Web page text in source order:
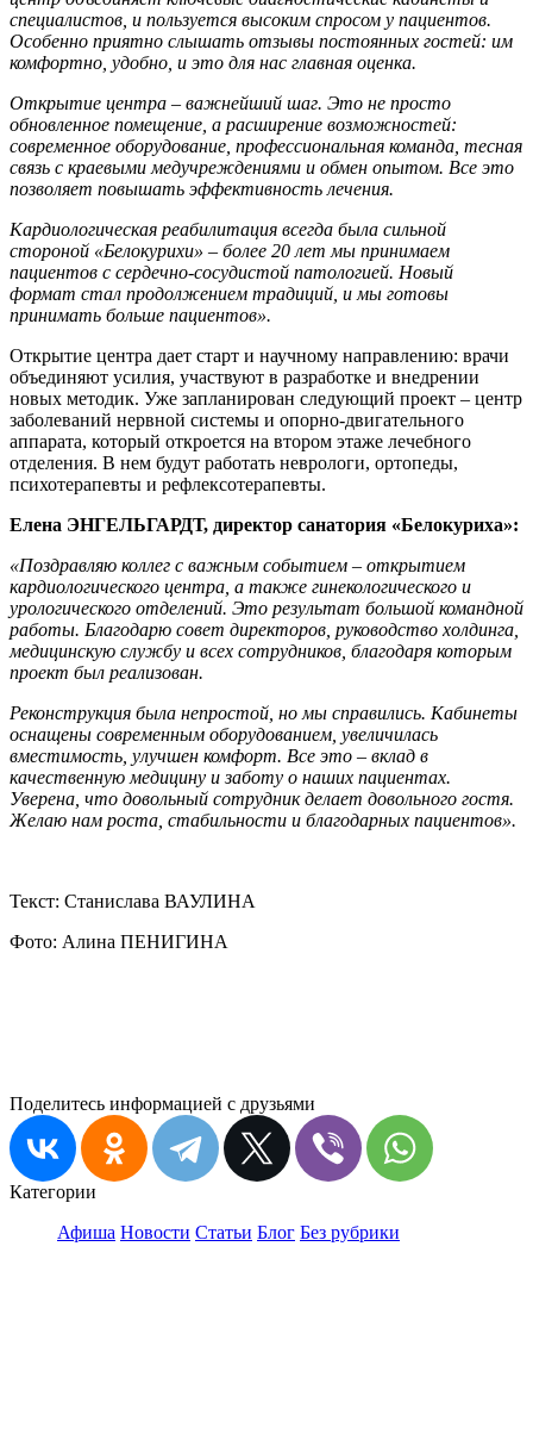
специалистов, и пользуется высоким спросом у пациентов.
Особенно приятно слышать отзывы постоянных гостей: им
комфортно, удобно, и это для нас главная оценка.
Открытие центра – важнейший шаг. Это не просто
обновленное помещение, а расширение возможностей:
современное оборудование, профессиональная команда, тесная
связь с краевыми медучреждениями и обмен опытом. Все это
позволяет повышать эффективность лечения.
Кардиологическая реабилитация всегда была сильной
стороной «Белокурихи» – более 20 лет мы принимаем
пациентов с сердечно-сосудистой патологией. Новый
формат стал продолжением традиций, и мы готовы
принимать больше пациентов».
Открытие центра дает старт и научному направлению: врачи
объединяют усилия, участвуют в разработке и внедрении
новых методик. Уже запланирован следующий проект – центр
заболеваний нервной системы и опорно-двигательного
аппарата, который откроется на втором этаже лечебного
отделения. В нем будут работать неврологи, ортопеды,
психотерапевты и рефлексотерапевты.
Елена ЭНГЕЛЬГАРДТ, директор санатория «Белокуриха»:
«Поздравляю коллег с важным событием – открытием
кардиологического центра, а также гинекологического и
урологического отделений. Это результат большой командной
работы. Благодарю совет директоров, руководство холдинга,
медицинскую службу и всех сотрудников, благодаря которым
проект был реализован.
Реконструкция была непростой, но мы справились. Кабинеты
оснащены современным оборудованием, увеличилась
вместимость, улучшен комфорт. Все это – вклад в
качественную медицину и заботу о наших пациентах.
Уверена, что довольный сотрудник делает довольного гостя.
Желаю нам роста, стабильности и благодарных пациентов».
Текст: Станислава ВАУЛИНА
Фото: Алина ПЕНИГИНА
Поделитесь информацией с друзьями
Категории
Афиша Новости Статьи Блог Без рубрики